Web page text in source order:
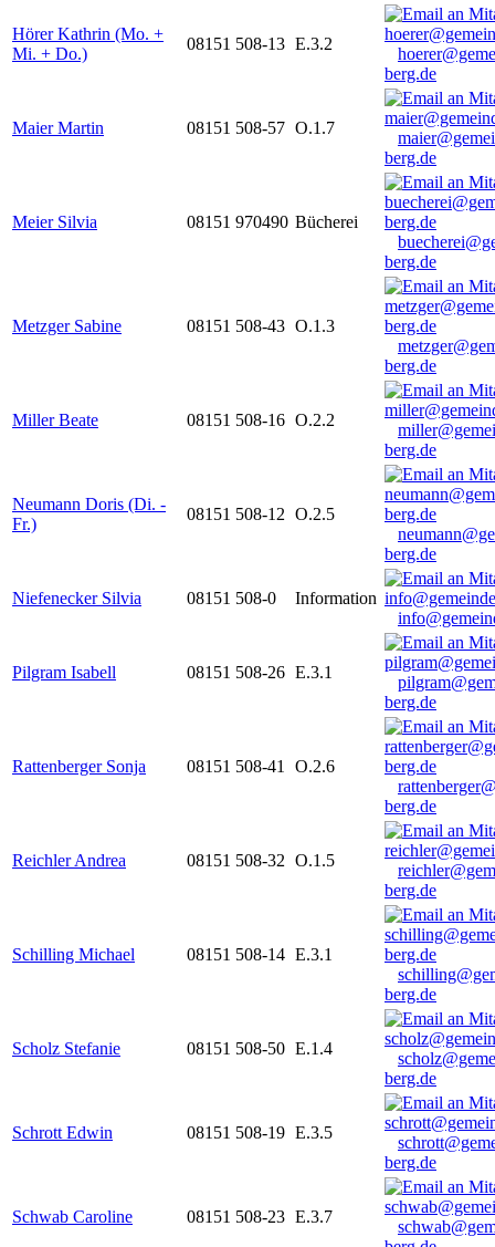
Hörer Kathrin (Mo. +
Mi. + Do.)
08151 508-13 E.3.2
berg.de
Maier Martin 08151 508-57 O.1.7
berg.de
Meier Silvia 08151 970490 Bücherei
berg.de
Metzger Sabine 08151 508-43 O.1.3
berg.de
Miller Beate 08151 508-16 O.2.2
berg.de
Neumann Doris (Di. -
Fr.)
08151 508-12 O.2.5
berg.de
Niefenecker Silvia 08151 508-0
Information
Pilgram Isabell 08151 508-26 E.3.1
berg.de
Rattenberger Sonja 08151 508-41
O.2.6
berg.de
Reichler Andrea 08151 508-32 O.1.5
berg.de
Schilling Michael 08151 508-14 E.3.1
berg.de
Scholz Stefanie 08151 508-50 E.1.4
berg.de
Schrott Edwin 08151 508-19 E.3.5
berg.de
Schwab Caroline 08151 508-23 E.3.7